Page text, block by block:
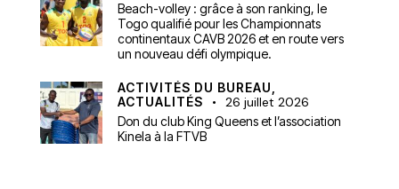
Beach-volley : grâce à son ranking, le
Togo qualifié pour les Championnats
continentaux CAVB 2026 et en route vers
un nouveau défi olympique.
ACTIVITÉS DU BUREAU,
ACTUALITÉS
26 juillet 2026
Don du club King Queens et l’association
Kinela à la FTVB